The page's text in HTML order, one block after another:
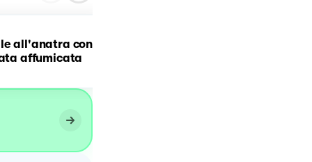
all'anatra con
affumicata